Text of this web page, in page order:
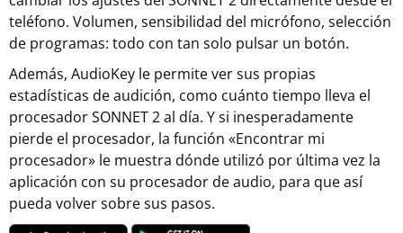
teléfono. Volumen, sensibilidad del micrófono, selección
de programas: todo con tan solo pulsar un botón.
Además, AudioKey le permite ver sus propias
estadísticas de audición, como cuánto tiempo lleva el
procesador SONNET 2 al día. Y si inesperadamente
pierde el procesador, la función «Encontrar mi
procesador» le muestra dónde utilizó por última vez la
aplicación con su procesador de audio, para que así
pueda volver sobre sus pasos.